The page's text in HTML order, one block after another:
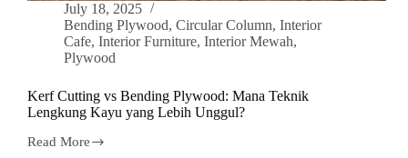
July 18, 2025
Bending Plywood, Circular Column, Interior
Cafe, Interior Furniture, Interior Mewah,
Plywood
Kerf Cutting vs Bending Plywood: Mana Teknik
Lengkung Kayu yang Lebih Unggul?
Read More